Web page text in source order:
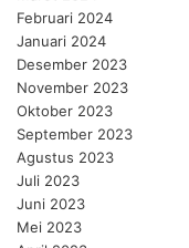
Februari 2024
Januari 2024
Desember 2023
November 2023
Oktober 2023
September 2023
Agustus 2023
Juli 2023
Juni 2023
Mei 2023